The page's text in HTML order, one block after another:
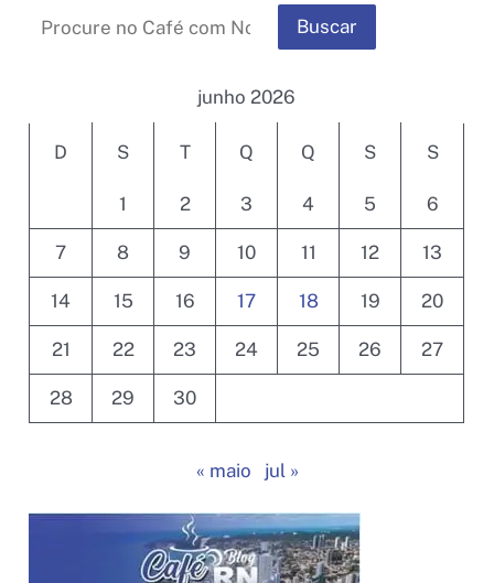
do
do
Norte
desta
quarta
(17)
Buscar
junho 2026
D S T Q Q S S
1 2 3 4 5 6
7 8 9 10 11 12 13
14 15 16 17 18 19 20
21 22 23 24 25 26 27
28 29 30
« maio jul »